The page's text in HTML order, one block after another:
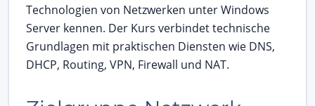
Technologien von Netzwerken unter Windows
Server kennen. Der Kurs verbindet technische
Grundlagen mit praktischen Diensten wie DNS,
DHCP, Routing, VPN, Firewall und NAT.